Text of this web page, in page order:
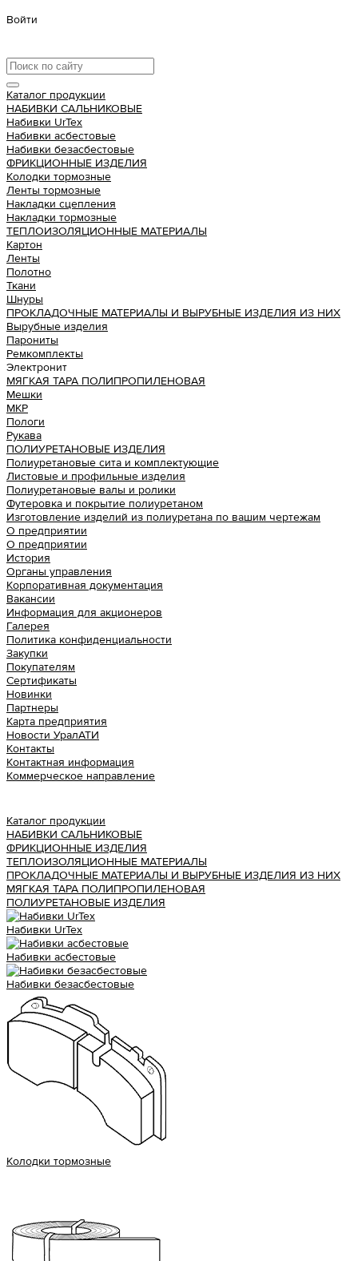
Войти
Каталог продукции
НАБИВКИ САЛЬНИКОВЫЕ
Набивки UrTex
Набивки асбестовые
Набивки безасбестовые
ФРИКЦИОННЫЕ ИЗДЕЛИЯ
Колодки тормозные
Ленты тормозные
Накладки сцепления
Накладки тормозные
ТЕПЛОИЗОЛЯЦИОННЫЕ МАТЕРИАЛЫ
Картон
Ленты
Полотно
Ткани
Шнуры
ПРОКЛАДОЧНЫЕ МАТЕРИАЛЫ И ВЫРУБНЫЕ ИЗДЕЛИЯ ИЗ НИХ
Вырубные изделия
Парониты
Ремкомплекты
Электронит
МЯГКАЯ ТАРА ПОЛИПРОПИЛЕНОВАЯ
Мешки
МКР
Пологи
Рукава
ПОЛИУРЕТАНОВЫЕ ИЗДЕЛИЯ
Полиуретановые сита и комплектующие
Листовые и профильные изделия
Полиуретановые валы и ролики
Футеровка и покрытие полиуретаном
Изготовление изделий из полиуретана по вашим чертежам
О предприятии
О предприятии
История
Органы управления
Корпоративная документация
Вакансии
Информация для акционеров
Галерея
Политика конфиденциальности
Закупки
Покупателям
Сертификаты
Новинки
Партнеры
Карта предприятия
Новости УралАТИ
Контакты
Контактная информация
Коммерческое направление
Каталог продукции
НАБИВКИ САЛЬНИКОВЫЕ
ФРИКЦИОННЫЕ ИЗДЕЛИЯ
ТЕПЛОИЗОЛЯЦИОННЫЕ МАТЕРИАЛЫ
ПРОКЛАДОЧНЫЕ МАТЕРИАЛЫ И ВЫРУБНЫЕ ИЗДЕЛИЯ ИЗ НИХ
МЯГКАЯ ТАРА ПОЛИПРОПИЛЕНОВАЯ
ПОЛИУРЕТАНОВЫЕ ИЗДЕЛИЯ
Набивки UrTex
Набивки асбестовые
Набивки безасбестовые
Колодки тормозные